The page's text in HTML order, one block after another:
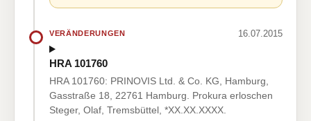
VERÄNDERUNGEN 16.07.2015
HRA 101760
HRA 101760: PRINOVIS Ltd. & Co. KG, Hamburg,
Gasstraße 18, 22761 Hamburg. Prokura erloschen
Steger, Olaf, Tremsbüttel, *XX.XX.XXXX.